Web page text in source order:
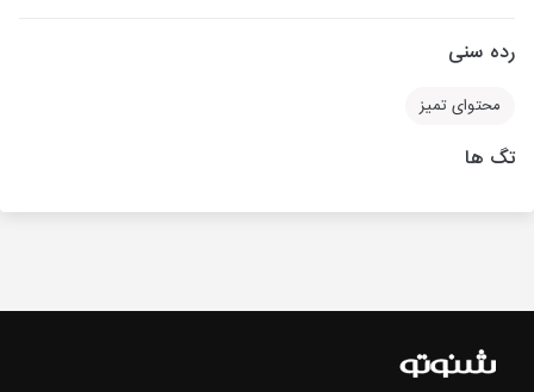
رده سنی
محتوای تمیز
تگ ها